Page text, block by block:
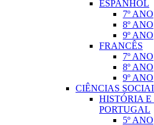
ESPANHOL
7º ANO
8º ANO
9º ANO
FRANCÊS
7º ANO
8º ANO
9º ANO
CIÊNCIAS
HISTÓRIA
PORTUGAL
5º ANO